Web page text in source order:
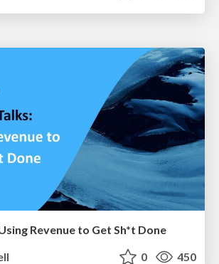
Revenue to Get Sh*t Done
0 450